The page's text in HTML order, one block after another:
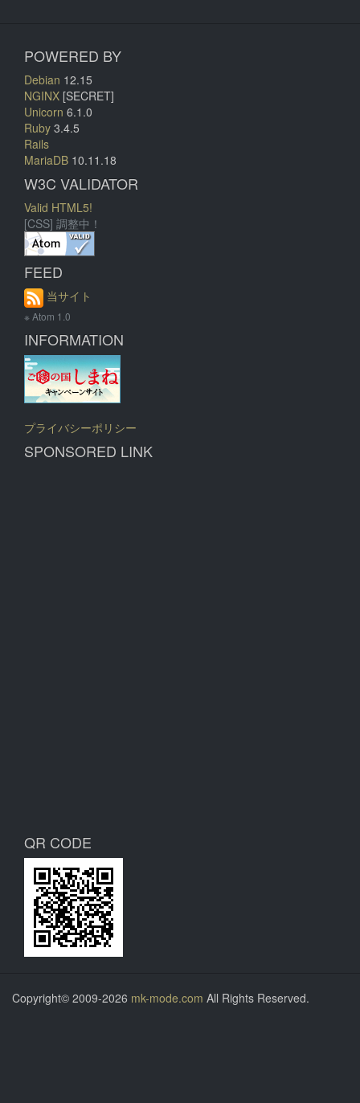
POWERED BY
Debian 12.15
NGINX [SECRET]
Unicorn 6.1.0
Ruby 3.4.5
Rails
MariaDB 10.11.18
W3C VALIDATOR
Valid HTML5!
[CSS] 調整中！
FEED
当サイト
※ Atom 1.0
INFORMATION
プライバシーポリシー
SPONSORED LINK
QR CODE
Copyright© 2009-2026 mk-mode.com All Rights Reserved.